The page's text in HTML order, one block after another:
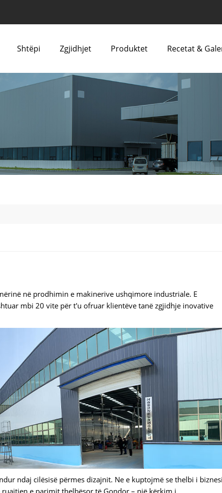
Shtëpi Zgjidhjet Produktet Recetat &
në prodhimin e makinerive ushqimore industriale. E
mbi 20 vite për t'u ofruar klientëve tanë zgjidhje inovative
ndaj cilësisë përmes dizajnit. Ne e kuptojmë se thelbi i
e parimit thelbësor të Gondor – një kërkim i